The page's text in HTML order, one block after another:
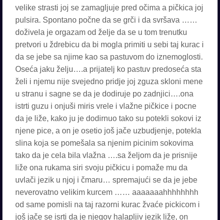
velike strasti joj se zamagljuje pred očima a pičkica joj
pulsira. Spontano počne da se grči i da svršava ……
doživela je orgazam od želje da se u tom trenutku
pretvori u ždrebicu da bi mogla primiti u sebi taj kurac i
da se jebe sa njime kao sa pastuvom do iznemoglosti.
Oseća jaku želju….a prijatelj ko pastuv predoseća sta
želi i njemu nije svejedno pridje joj zguza skloni mene
u stranu i sagne se da je dodiruje po zadnjici….ona
istrti guzu i onjuši miris vrele i vlažne pičkice i pocne
da je liže, kako ju je dodirnuo tako su potekli sokovi iz
njene pice, a on je osetio još jače uzbudjenje, potekla
slina koja se pomešala sa njenim picinim sokovima
tako da je cela bila vlažna ….sa željom da je prisnije
liže ona rukama siri svoju pičkicu i pomaže mu da
uvlači jezik u njoj i čmaru… spremajući se da je jebe
neverovatno velikim kurcem …… aaaaaaahhhhhhhh
od same pomisli na taj razorni kurac žvaće pickicom i
još jače se isrti da je njegov halapljiv jezik liže, on